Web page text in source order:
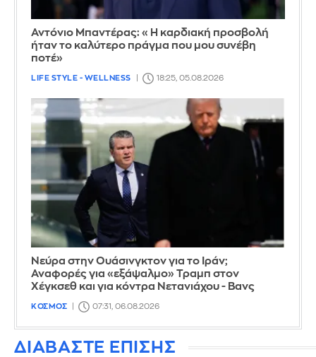
Αντόνιο Μπαντέρας: «Η καρδιακή προσβολή
ήταν το καλύτερο πράγμα που μου συνέβη
ποτέ»
LIFE STYLE - WELLNESS 18:25, 05.08.2026
Νεύρα στην Ουάσινγκτον για το Ιράν;
Αναφορές για «εξάψαλμο» Τραμπ στον
Χέγκσεθ και για κόντρα Νετανιάχου - Βανς
ΚΟΣΜΟΣ 07:31, 06.08.2026
ΔΙΑΒΑΣΤΕ ΕΠΙΣΗΣ